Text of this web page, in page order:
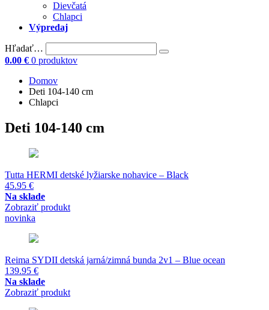
Dievčatá
Chlapci
Výpredaj
Hľadať…
0.00 € 0 produktov
Domov
Deti 104-140 cm
Chlapci
Deti 104-140 cm
Tutta HERMI detské lyžiarske nohavice – Black
45.95 €
Na sklade
Zobraziť produkt
novinka
Reima SYDII detská jarná/zimná bunda 2v1 – Blue ocean
139.95 €
Na sklade
Zobraziť produkt